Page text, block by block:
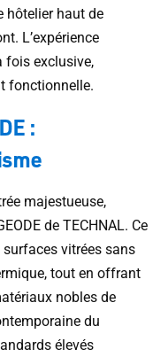
hôtelier haut de
L’expérience
fois exclusive,
fonctionnelle.
:
majestueuse,
de TECHNAL. Ce
vitrées sans
tout en offrant
nobles de
du
élevés